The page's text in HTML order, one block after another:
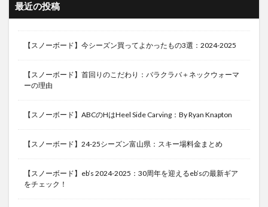
最近の投稿
【スノーボード】今シーズン買ってよかったもの3選：2024-2025
【スノーボード】首回りのこだわり：バラクラバ＋ネックウォーマ
ーの理由
【スノーボード】ABCのHはHeel Side Carving：By Ryan Knapton
【スノーボード】24-25シーズン富山県：スキー場料金まとめ
【スノーボード】eb’s 2024-2025：30周年を迎えるeb’sの最新ギア
をチェック！